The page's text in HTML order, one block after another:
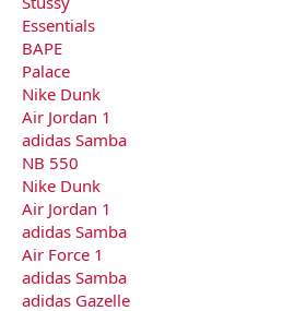
Essentials
BAPE
Palace
Nike Dunk
Air Jordan 1
adidas Samba
NB 550
Nike Dunk
Air Jordan 1
adidas Samba
Air Force 1
adidas Samba
adidas Gazelle